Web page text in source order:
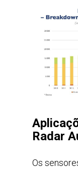
Radar
Os